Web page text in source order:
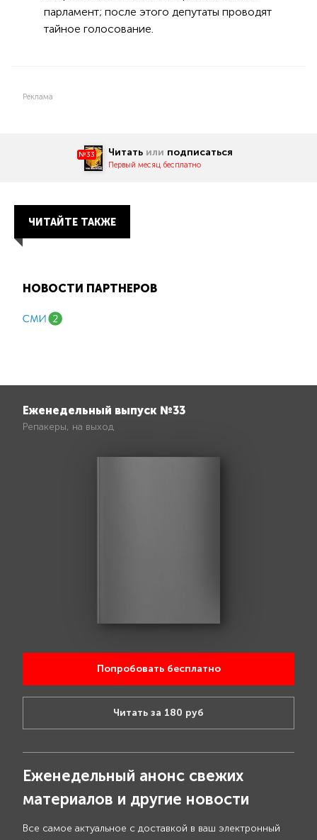
парламент; после этого депутаты проводят
тайное голосование.
Реклама
№33 Читать или подписаться
Первый месяц бесплатно
ЧИТАЙТЕ ТАКЖЕ
НОВОСТИ ПАРТНЕРОВ
Еженедельный выпуск №33
Репакеры, на выход
Попробовать бесплатно
Читать за 180 руб
Еженедельный анонс свежих
материалов и другие новости
Все самое актуальное с доставкой в ваш электронный